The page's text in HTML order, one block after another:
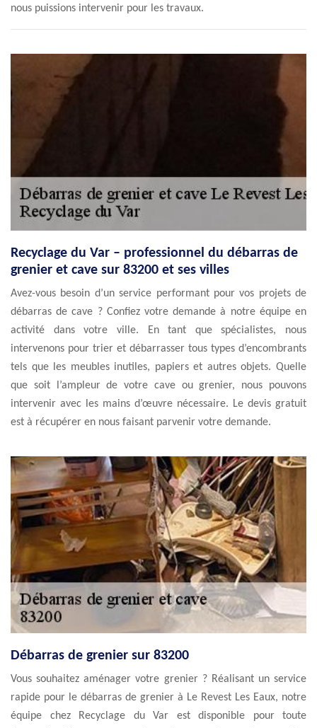
nous puissions intervenir pour les travaux.
Recyclage du Var – professionnel du débarras de
grenier et cave sur 83200 et ses villes
Avez-vous besoin d’un service performant pour vos projets de
débarras de cave ? Confiez votre demande à notre équipe en
activité dans votre ville. En tant que spécialistes, nous
intervenons pour trier et débarrasser tous types d’encombrants
tels que les meubles inutiles, papiers et autres objets. Quelle
que soit l’ampleur de votre cave ou grenier, nous pouvons
intervenir avec les mains d’œuvre nécessaire. Le devis gratuit
est à récupérer en nous faisant parvenir votre demande.
Débarras de grenier sur 83200
Vous souhaitez aménager votre grenier ? Réalisant un service
rapide pour le débarras de grenier à Le Revest Les Eaux, notre
équipe chez Recyclage du Var est disponible pour toute